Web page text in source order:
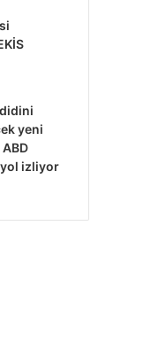
yeni
izliyor